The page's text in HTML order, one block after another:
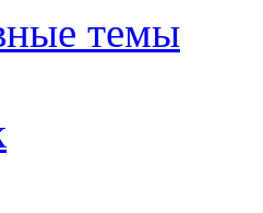
темы